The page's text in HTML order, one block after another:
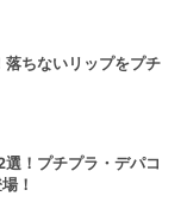
ちないリップをプチ
！プチプラ・デパコ
！